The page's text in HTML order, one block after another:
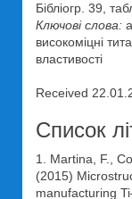
Бібліогр. 39,
Ключові слова:
високоміцні
властивості
Received
Список
1. Martina, F.,
(2015)
manufacturing